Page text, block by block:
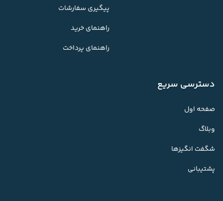
پیگیری سفارشات
راهنمای خرید
راهنمای پرداخت
دسترسی سریع
صفحه اول
وبلاگ
شگفت انگیزها
پشتیبانی